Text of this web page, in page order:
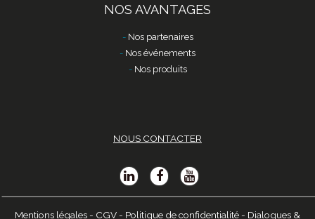
NOS AVANTAGES
Nos partenaires
Nos événements
Nos produits
NOUS CONTACTER
Mentions légales - CGV - Politique de confidentialité - Dialogues &